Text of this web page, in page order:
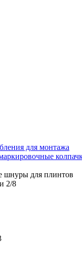
для монтажа
шнуры для плинтов
2/8